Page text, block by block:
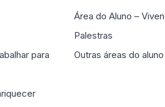
para
Área do Aluno –
Palestras
Outras áreas do aluno